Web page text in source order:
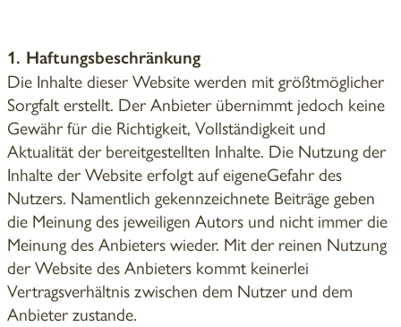
1. Haftungsbeschränkung
Die Inhalte dieser Website werden mit größtmöglicher
Sorgfalt erstellt. Der Anbieter übernimmt jedoch keine
Gewähr für die Richtigkeit, Vollständigkeit und
Aktualität der bereitgestellten Inhalte. Die Nutzung der
Inhalte der Website erfolgt auf eigeneGefahr des
Nutzers. Namentlich gekennzeichnete Beiträge geben
die Meinung des jeweiligen Autors und nicht immer die
Meinung des Anbieters wieder. Mit der reinen Nutzung
der Website des Anbieters kommt keinerlei
Vertragsverhältnis zwischen dem Nutzer und dem
Anbieter zustande.